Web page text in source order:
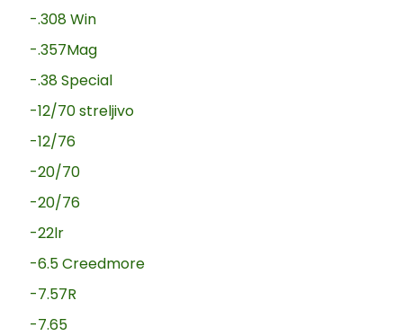
-.308 Win
-.357Mag
-.38 Special
-12/70 streljivo
-12/76
-20/70
-20/76
-22lr
-6.5 Creedmore
-7.57R
-7.65